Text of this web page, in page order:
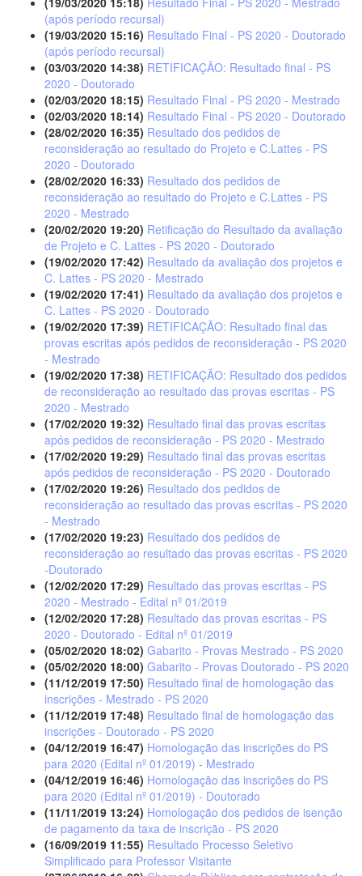
(após período recursal)
(19/03/2020 15:16) Resultado Final - PS 2020 - Doutorado
(após período recursal)
(03/03/2020 14:38) RETIFICAÇÃO: Resultado final - PS
2020 - Doutorado
(02/03/2020 18:15) Resultado Final - PS 2020 - Mestrado
(02/03/2020 18:14) Resultado Final - PS 2020 - Doutorado
(28/02/2020 16:35) Resultado dos pedidos de
reconsideração ao resultado do Projeto e C.Lattes - PS
2020 - Doutorado
(28/02/2020 16:33) Resultado dos pedidos de
reconsideração ao resultado do Projeto e C.Lattes - PS
2020 - Mestrado
(20/02/2020 19:20) Retificação do Resultado da avaliação
de Projeto e C. Lattes - PS 2020 - Doutorado
(19/02/2020 17:42) Resultado da avaliação dos projetos e
C. Lattes - PS 2020 - Mestrado
(19/02/2020 17:41) Resultado da avaliação dos projetos e
C. Lattes - PS 2020 - Doutorado
(19/02/2020 17:39) RETIFICAÇÃO: Resultado final das
provas escritas após pedidos de reconsideração - PS 2020
- Mestrado
(19/02/2020 17:38) RETIFICAÇÃO: Resultado dos pedidos
de reconsideração ao resultado das provas escritas - PS
2020 - Mestrado
(17/02/2020 19:32) Resultado final das provas escritas
após pedidos de reconsideração - PS 2020 - Mestrado
(17/02/2020 19:29) Resultado final das provas escritas
após pedidos de reconsideração - PS 2020 - Doutorado
(17/02/2020 19:26) Resultado dos pedidos de
reconsideração ao resultado das provas escritas - PS 2020
- Mestrado
(17/02/2020 19:23) Resultado dos pedidos de
reconsideração ao resultado das provas escritas - PS 2020
-Doutorado
(12/02/2020 17:29) Resultado das provas escritas - PS
2020 - Mestrado - Edital nº 01/2019
(12/02/2020 17:28) Resultado das provas escritas - PS
2020 - Doutorado - Edital nº 01/2019
(05/02/2020 18:02) Gabarito - Provas Mestrado - PS 2020
(05/02/2020 18:00) Gabarito - Provas Doutorado - PS 2020
(11/12/2019 17:50) Resultado final de homologação das
inscrições - Mestrado - PS 2020
(11/12/2019 17:48) Resultado final de homologação das
inscrições - Doutorado - PS 2020
(04/12/2019 16:47) Homologação das inscrições do PS
para 2020 (Edital nº 01/2019) - Mestrado
(04/12/2019 16:46) Homologação das inscrições do PS
para 2020 (Edital nº 01/2019) - Doutorado
(11/11/2019 13:24) Homologação dos pedidos de isenção
de pagamento da taxa de inscrição - PS 2020
(16/09/2019 11:55) Resultado Processo Seletivo
Simplificado para Professor Visitante